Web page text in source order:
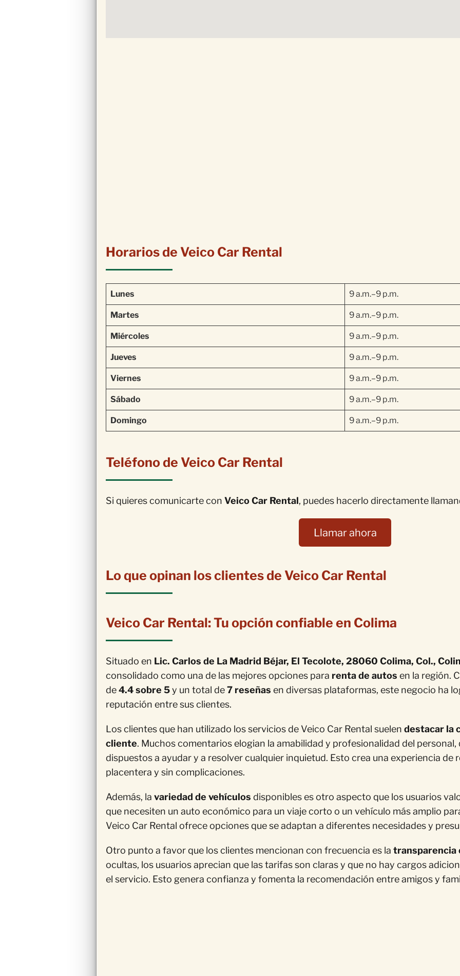
Horarios de Veico Car Rental
Lunes 9 a.m.–9 p.m.
Martes 9 a.m.–9 p.m.
Miércoles 9 a.m.–9 p.m.
Jueves 9 a.m.–9 p.m.
Viernes 9 a.m.–9 p.m.
Sábado 9 a.m.–9 p.m.
Domingo 9 a.m.–9 p.m.
Teléfono de Veico Car Rental
Si quieres comunicarte con Veico Car Rental, puedes hacerlo directamente
Llamar ahora
Lo que opinan los clientes de Veico Car Rental
Veico Car Rental: Tu opción confiable en Colima
Situado en Lic. Carlos de La Madrid Béjar, El Tecolote, 28060 Colima, Col.,
consolidado como una de las mejores opciones para renta de autos en la región.
de4.4 sobre 5y un total de7 reseñas en diversas plataformas, este negocio ha
reputación entre sus clientes.
Los clientes que han utilizado los servicios de Veico Car Rental suelen destacar la
cliente. Muchos comentarios elogian la amabilidad y profesionalidad del personal,
dispuestos a ayudar y a resolver cualquier inquietud. Esto crea una experiencia de
placentera y sin complicaciones.
Además, la variedad de vehículos disponibles es otro aspecto que los usuarios
que necesiten un auto económico para un viaje corto o un vehículo más amplio
Veico Car Rental ofrece opciones que se adaptan a diferentes necesidades y
Otro punto a favor que los clientes mencionan con frecuencia es la transparencia
ocultas, los usuarios aprecian que las tarifas son claras y que no hay cargos
el servicio. Esto genera confianza y fomenta la recomendación entre amigos y